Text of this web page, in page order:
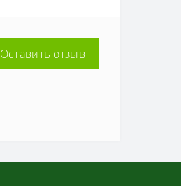
Оставить отзыв